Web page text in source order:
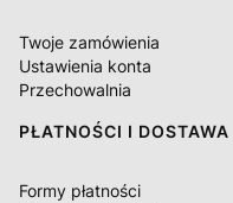
Twoje zamówienia
Ustawienia konta
Przechowalnia
PŁATNOŚCI I DOSTAWA
Formy płatności